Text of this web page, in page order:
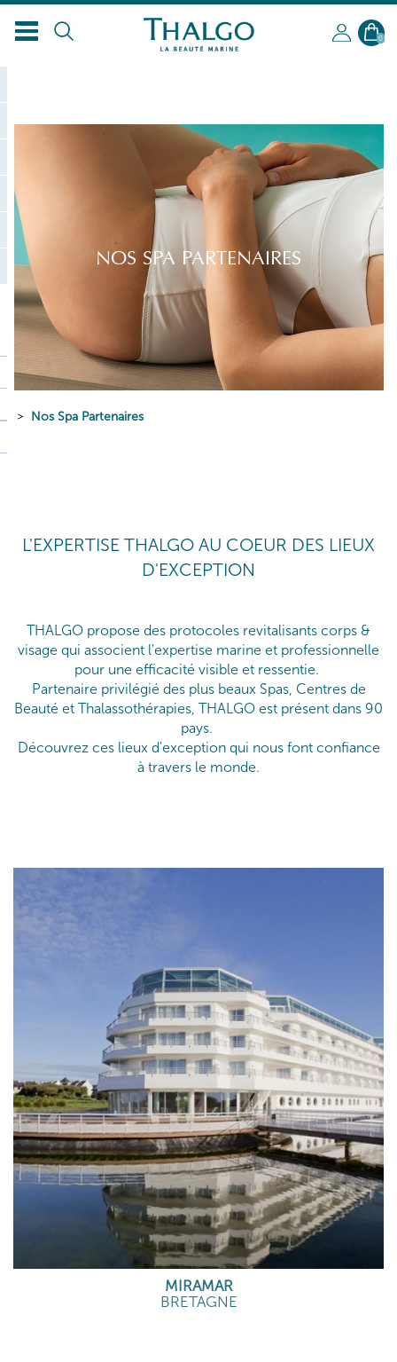
FR
0
NOS SPA PARTENAIRES
Nos Spa Partenaires
L'EXPERTISE THALGO AU COEUR DES LIEUX
D'EXCEPTION
THALGO propose des protocoles revitalisants corps &
visage qui associent l'expertise marine et professionnelle
pour une efficacité visible et ressentie.
Partenaire privilégié des plus beaux Spas, Centres de
Beauté et Thalassothérapies, THALGO est présent dans 90
pays.
Découvrez ces lieux d'exception qui nous font confiance
à travers le monde.
MIRAMAR
BRETAGNE